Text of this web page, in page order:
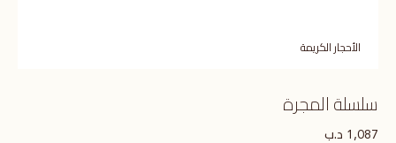
الأحجار الكريمة
سلسلة المجرة
1,087 د.ب